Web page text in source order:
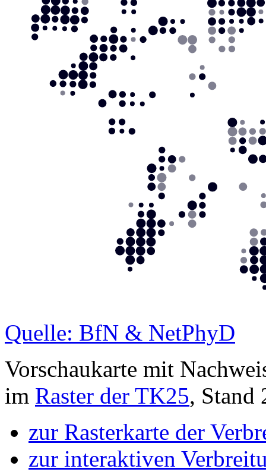
Quelle: BfN & NetPhyD
Vorschaukarte mit
im Raster der TK25, Stand
zur Rasterkarte der
zur interaktiven